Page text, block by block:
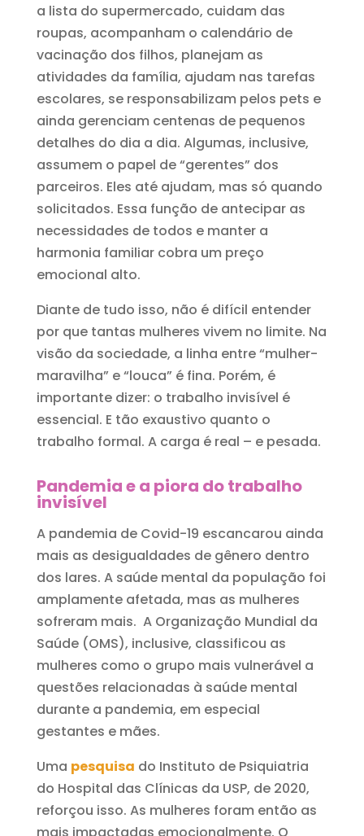
a lista do supermercado, cuidam das
roupas, acompanham o calendário de
vacinação dos filhos, planejam as
atividades da família, ajudam nas tarefas
escolares, se responsabilizam pelos pets e
ainda gerenciam centenas de pequenos
detalhes do dia a dia. Algumas, inclusive,
assumem o papel de “gerentes” dos
parceiros. Eles até ajudam, mas só quando
solicitados. Essa função de antecipar as
necessidades de todos e manter a
harmonia familiar cobra um preço
emocional alto.
Diante de tudo isso, não é difícil entender
por que tantas mulheres vivem no limite. Na
visão da sociedade, a linha entre “mulher-
maravilha” e “louca” é fina. Porém, é
importante dizer: o trabalho invisível é
essencial. E tão exaustivo quanto o
trabalho formal. A carga é real – e pesada.
Pandemia e a piora do trabalho
invisível
A pandemia de Covid-19 escancarou ainda
mais as desigualdades de gênero dentro
dos lares. A saúde mental da população foi
amplamente afetada, mas as mulheres
sofreram mais. A Organização Mundial da
Saúde (OMS), inclusive, classificou as
mulheres como o grupo mais vulnerável a
questões relacionadas à saúde mental
durante a pandemia, em especial
gestantes e mães.
Uma pesquisa do Instituto de Psiquiatria
do Hospital das Clínicas da USP, de 2020,
reforçou isso. As mulheres foram então as